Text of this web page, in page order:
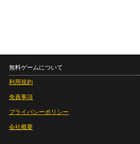
無料ゲームについて
利用規約
免責事項
プライバシーポリシー
会社概要